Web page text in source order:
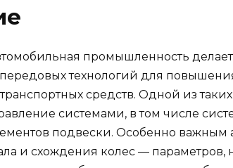
промышленность
технологий для
средств. Одной из
системами, в том числе
подвески. Особенно важным
и схождения колес —